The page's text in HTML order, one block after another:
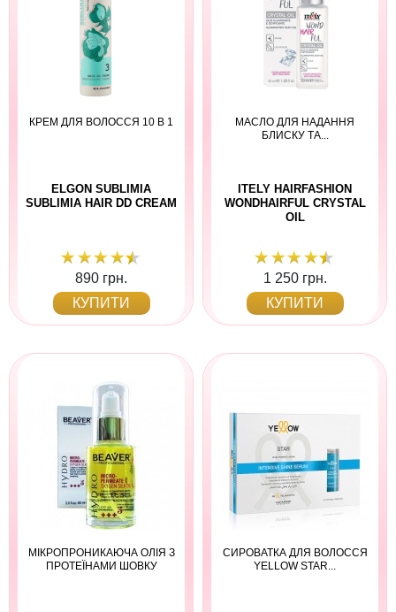
КРЕМ ДЛЯ ВОЛОССЯ 10 В 1
ELGON SUBLIMIA
SUBLIMIA HAIR DD CREAM
890 грн.
КУПИТИ
МАСЛО ДЛЯ НАДАННЯ
БЛИСКУ ТА...
ITELY HAIRFASHION
WONDHAIRFUL CRYSTAL
OIL
1 250 грн.
КУПИТИ
МІКРОПРОНИКАЮЧА ОЛІЯ З
ПРОТЕЇНАМИ ШОВКУ
СИРОВАТКА ДЛЯ ВОЛОССЯ
YELLOW STAR...